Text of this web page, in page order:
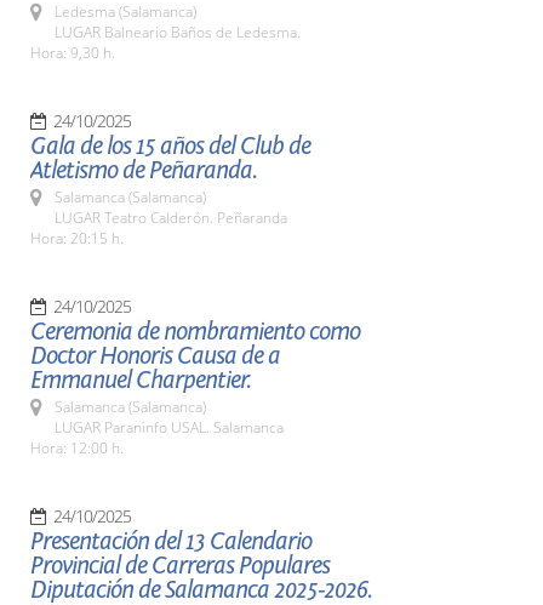
Ledesma (Salamanca)
LUGAR Balneario Baños de Ledesma.
Hora: 9,30 h.
24/10/2025
Gala de los 15 años del Club de
Atletismo de Peñaranda.
Salamanca (Salamanca)
LUGAR Teatro Calderón. Peñaranda
Hora: 20:15 h.
24/10/2025
Ceremonia de nombramiento como
Doctor Honoris Causa de a
Emmanuel Charpentier.
Salamanca (Salamanca)
LUGAR Paraninfo USAL. Salamanca
Hora: 12:00 h.
24/10/2025
Presentación del 13 Calendario
Provincial de Carreras Populares
Diputación de Salamanca 2025-2026.